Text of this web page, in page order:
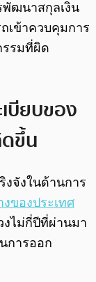
พัฒนาสกุลเงิน
เข้าควบคุมการ
รรมที่ผิด
บียบของ
ขึ้น
งจังในด้านการ
ของประเทศ
งไม่กี่ปีที่ผ่านมา
การออก